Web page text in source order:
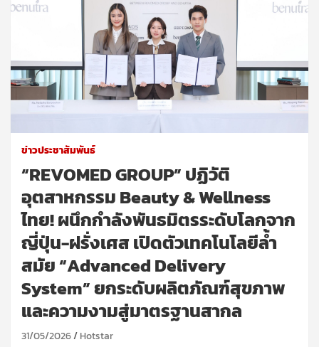
ข่าวประชาสัมพันธ์
“REVOMED GROUP” ปฏิวัติ
อุตสาหกรรม Beauty & Wellness
ไทย! ผนึกกำลังพันธมิตรระดับโลกจาก
ญี่ปุ่น-ฝรั่งเศส เปิดตัวเทคโนโลยีล้ำ
สมัย “Advanced Delivery
System” ยกระดับผลิตภัณฑ์สุขภาพ
และความงามสู่มาตรฐานสากล
31/05/2026 Hotstar